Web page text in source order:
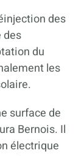
des
des
du
les
surface de
Bernois. Il
électrique